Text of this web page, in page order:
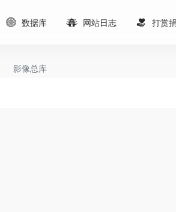
数据库 网站日志 打赏
影像总库